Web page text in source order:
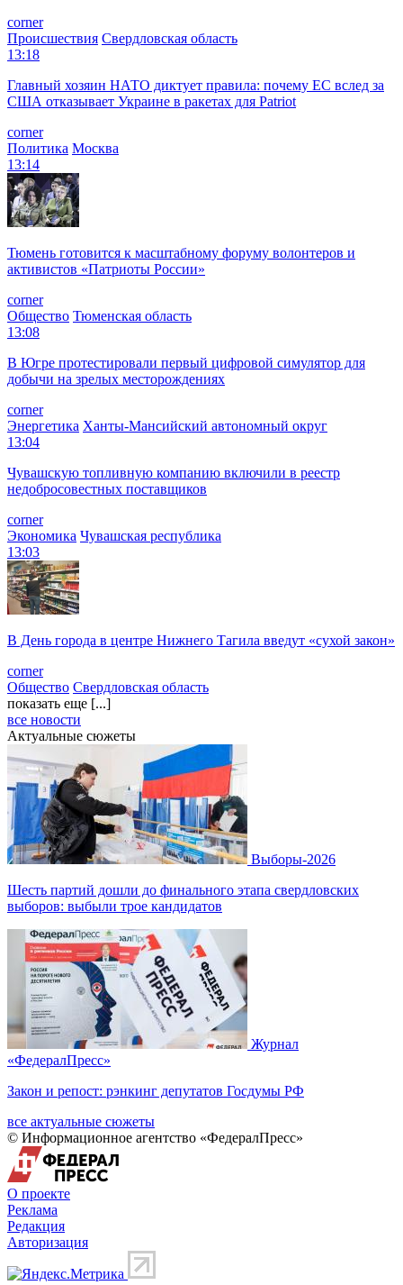
corner
Происшествия Свердловская область
13:18
Главный хозяин НАТО диктует правила: почему ЕС вслед за
США отказывает Украине в ракетах для Patriot
corner
Политика Москва
13:14
Тюмень готовится к масштабному форуму волонтеров и
активистов «Патриоты России»
corner
Общество Тюменская область
13:08
В Югре протестировали первый цифровой симулятор для
добычи на зрелых месторождениях
corner
Энергетика Ханты-Мансийский автономный округ
13:04
Чувашскую топливную компанию включили в реестр
недобросовестных поставщиков
corner
Экономика Чувашская республика
13:03
В День города в центре Нижнего Тагила введут «сухой закон»
corner
Общество Свердловская область
показать еще [...]
все новости
Актуальные сюжеты
Выборы-2026
Шесть партий дошли до финального этапа свердловских
выборов: выбыли трое кандидатов
Журнал
«ФедералПресс»
Закон и репост: рэнкинг депутатов Госдумы РФ
все актуальные сюжеты
© Информационное агентство «ФедералПресс»
О проекте
Реклама
Редакция
Авторизация